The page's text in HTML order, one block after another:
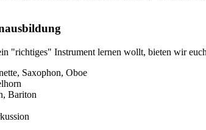
"richtiges" Instrument lernen wollt, bieten wir
Saxophon, Oboe
Bariton